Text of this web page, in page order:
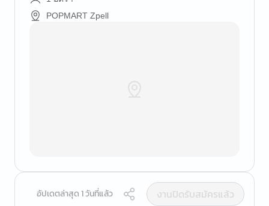
POPMART Zpell
อัปเดตล่าสุด 1 วันที่แล้ว
งานปิดรับสมัครแล้ว